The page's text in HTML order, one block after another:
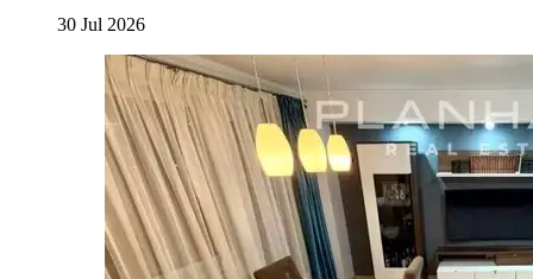
30 Jul 2026